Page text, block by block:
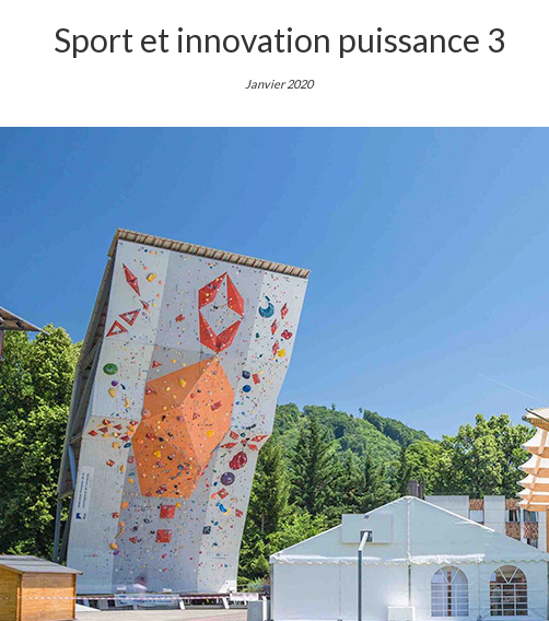
convaincre
Sport et innovation puissance 3
Janvier 2020